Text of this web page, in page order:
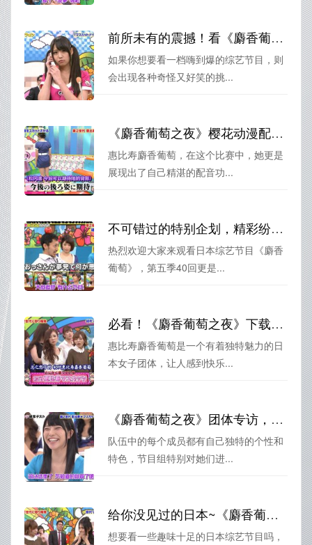
前所未有的震撼！看《麝香葡萄》未删减版在线，你绝不会相信女团也会这么逗比
如果你想要看一档嗨到爆的综艺节目，则
会出现各种奇怪又好笑的挑...
《麝香葡萄之夜》樱花动漫配音比赛，谁才是惠比寿麝香葡萄最佳之声？
惠比寿麝香葡萄，在这个比赛中，她更是
展现出了自己精湛的配音功...
不可错过的特别企划，精彩纷呈的《麝香葡萄》第五季40回
热烈欢迎大家来观看日本综艺节目《麝香
葡萄》，第五季40回更是...
必看！《麝香葡萄之夜》下载，感受惠比寿麝香葡萄的风趣魅力
惠比寿麝香葡萄是一个有着独特魅力的日
本女子团体，让人感到快乐...
《麝香葡萄之夜》团体专访，揭秘成员内心世界
队伍中的每个成员都有自己独特的个性和
特色，节目组特别对她们进...
给你没见过的日本~《麝香葡萄》综艺节目星辰揭秘其独特魅力
想要看一些趣味十足的日本综艺节目吗，